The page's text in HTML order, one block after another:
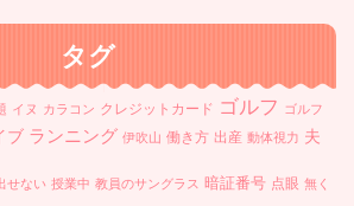
タグ
イヌ カラコン クレジットカード ゴルフ ゴルフ
ブ ランニング 伊吹山 働き方 出産 動体視力 夫
せない 授業中 教員のサングラス 暗証番号 点眼 無く